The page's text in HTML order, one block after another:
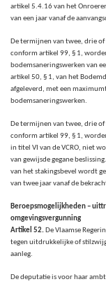
artikel 5.4.16 van het
van een jaar vanaf de
De termijnen van twee, drie
conform artikel 99, § 1,
bodemsaneringswerken van
artikel 50, § 1, van het
afgeleverd, met een
bodemsaneringswerken.
De termijnen van twee, drie
conform artikel 99, § 1,
in titel VI van de VCRO, niet
van gewijsde gegane
van het stakingsbevel wordt
van twee jaar vanaf de
Beroepsmogelijkheden –
omgevingsvergunning
Artikel 52. De Vlaamse
tegen uitdrukkelijke of
aanleg.
De deputatie is voor haar